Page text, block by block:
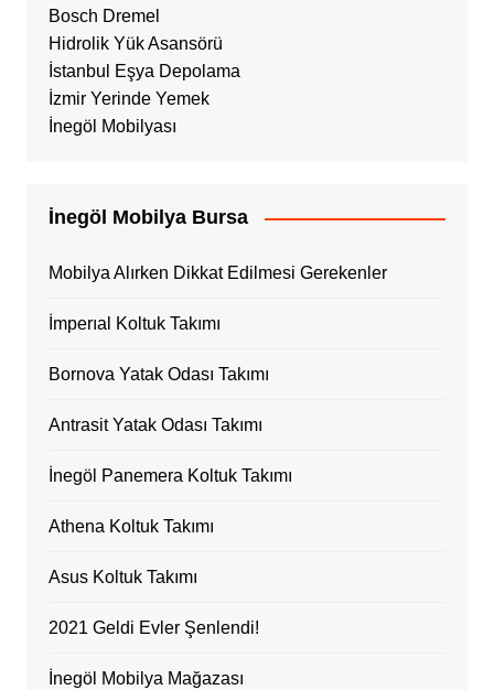
Bosch Dremel
Hidrolik Yük Asansörü
İstanbul Eşya Depolama
İzmir Yerinde Yemek
İnegöl Mobilyası
İnegöl Mobilya Bursa
Mobilya Alırken Dikkat Edilmesi Gerekenler
İmperıal Koltuk Takımı
Bornova Yatak Odası Takımı
Antrasit Yatak Odası Takımı
İnegöl Panemera Koltuk Takımı
Athena Koltuk Takımı
Asus Koltuk Takımı
2021 Geldi Evler Şenlendi!
İnegöl Mobilya Mağazası